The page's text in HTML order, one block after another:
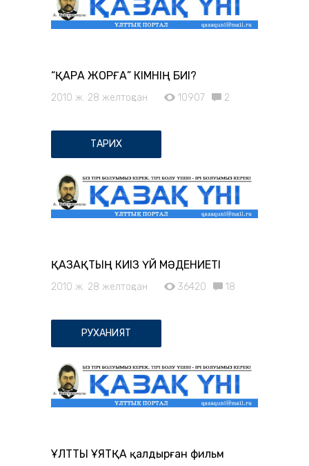
“ҚАРА ЖОРҒА” КІМНІҢ БИІ?
2010 ж. 28 желтоқсан 10907 2
ТАРИХ
ҚАЗАҚТЫҢ КИІЗ ҮЙ МӘДЕНИЕТІ
2010 ж. 28 желтоқсан 36420 18
РУХАНИЯТ
ҰЛТТЫ ҰЯТҚА қалдырған фильм